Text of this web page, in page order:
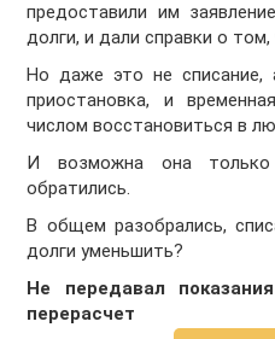
предоставили им
долги, и дали справки о
Но даже это не списание,
приостановка, и
числом восстановиться в
И возможна она
обратились.
В общем разобрались,
долги уменьшить?
Не передавал
перерасчет